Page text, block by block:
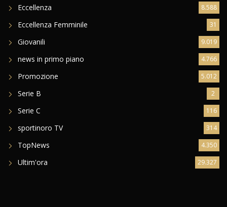
Eccellenza 8.588
Eccellenza Femminile 31
Giovanili 9.019
news in primo piano 4.766
Promozione 5.012
Serie B 2
Serie C 116
sportinoro TV 314
TopNews 4.350
Ultim'ora 29.327